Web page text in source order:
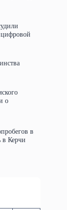
цифровой
о
в
в Керчи